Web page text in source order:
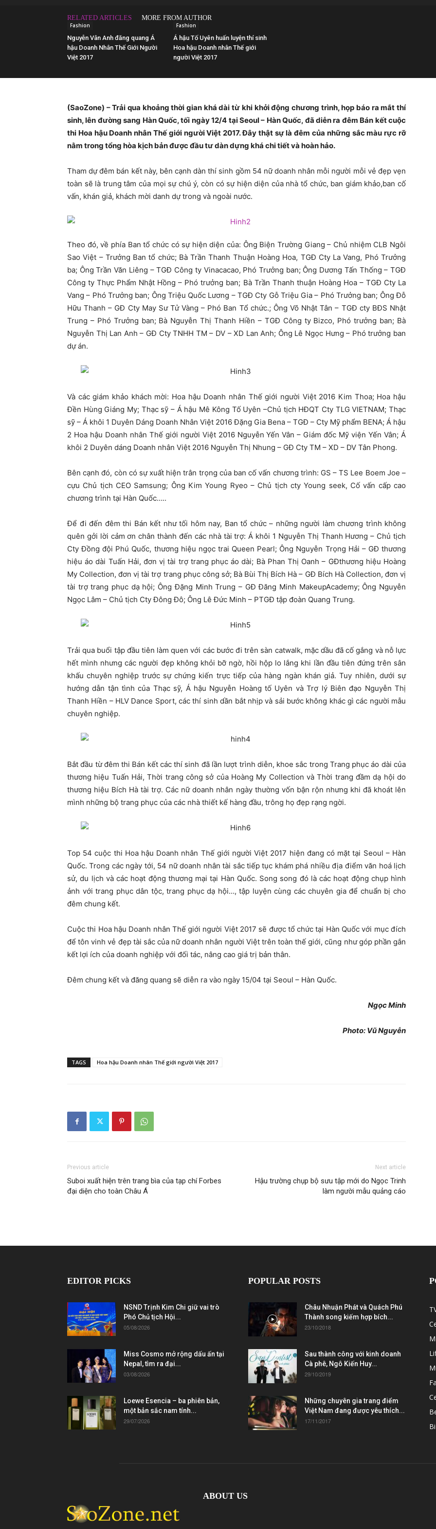
RELATED ARTICLES MORE FROM AUTHOR
Fashion
Nguyễn Vân Anh đăng quang Á
hậu Doanh Nhân Thế Giới Người
Việt 2017
Fashion
Á hậu Tố Uyên huấn luyện thí sinh
Hoa hậu Doanh nhân Thế giới
người Việt 2017
(SaoZone) – Trải qua khoảng thời gian khá dài từ khi khởi động chương trình, họp báo ra mắt thí
sinh, lên đường sang Hàn Quốc, tối ngày 12/4 tại Seoul – Hàn Quốc, đã diễn ra đêm Bán kết cuộc
thi Hoa hậu Doanh nhân Thế giới người Việt 2017. Đây thật sự là đêm của những sắc màu rực rỡ
nằm trong tổng hòa kịch bản được đầu tư dàn dựng khá chi tiết và hoàn hảo.
Tham dự đêm bán kết này, bên cạnh dàn thí sinh gồm 54 nữ doanh nhân mỗi người mỗi vẻ đẹp vẹn
toàn sẽ là trung tâm của mọi sự chú ý, còn có sự hiện diện của nhà tổ chức, ban giám khảo,ban cố
vấn, khán giả, khách mời danh dự trong và ngoài nước.
Theo đó, về phía Ban tổ chức có sự hiện diện của: Ông Biện Trường Giang – Chủ nhiệm CLB Ngôi
Sao Việt – Trưởng Ban tổ chức; Bà Trần Thanh Thuận Hoàng Hoa, TGĐ Cty La Vang, Phó Trưởng
ba; Ông Trần Văn Liêng – TGĐ Công ty Vinacacao, Phó Trưởng ban; Ông Dương Tấn Thống – TGĐ
Công ty Thực Phẩm Nhật Hồng – Phó trưởng ban; Bà Trần Thanh thuận Hoàng Hoa – TGĐ Cty La
Vang – Phó Trưởng ban; Ông Triệu Quốc Lương – TGĐ Cty Gỗ Triệu Gia – Phó Trưởng ban; Ông Đỗ
Hữu Thanh – GĐ Cty May Sư Tử Vàng – Phó Ban Tổ chức.; Ông Võ Nhật Tân – TGĐ cty BĐS Nhật
Trung – Phó Trưởng ban; Bà Nguyễn Thị Thanh Hiền – TGĐ Công ty Bizco, Phó trưởng ban; Bà
Nguyễn Thị Lan Anh – GĐ Cty TNHH TM – DV – XD Lan Anh; Ông Lê Ngọc Hưng – Phó trưởng ban
dự án.
Và các giám khảo khách mời: Hoa hậu Doanh nhân Thế giới người Việt 2016 Kim Thoa; Hoa hậu
Đền Hùng Giáng My; Thạc sỹ – Á hậu Mê Kông Tố Uyên –Chủ tịch HĐQT Cty TLG VIETNAM; Thạc
sỹ – Á khôi 1 Duyên Dáng Doanh Nhân Việt 2016 Đặng Gia Bena – TGĐ – Cty Mỹ phẩm BENA; Á hậu
2 Hoa hậu Doanh nhân Thế giới người Việt 2016 Nguyễn Yến Vân – Giám đốc Mỹ viện Yến Vân; Á
khôi 2 Duyên dáng Doanh nhân Việt 2016 Nguyễn Thị Nhung – GĐ Cty TM – XD – DV Tân Phong.
Bên cạnh đó, còn có sự xuất hiện trân trọng của ban cố vấn chương trình: GS – TS Lee Boem Joe –
cựu Chủ tịch CEO Samsung; Ông Kim Young Ryeo – Chủ tịch cty Young seek, Cố vấn cấp cao
chương trình tại Hàn Quốc…..
Để đi đến đêm thi Bán kết như tối hôm nay, Ban tổ chức – những người làm chương trình không
quên gởi lời cảm ơn chân thành đến các nhà tài trợ: Á khôi 1 Nguyễn Thị Thanh Hương – Chủ tịch
Cty Đồng đội Phú Quốc, thương hiệu ngọc trai Queen Pearl; Ông Nguyễn Trọng Hải – GĐ thương
hiệu áo dài Tuấn Hải, đơn vị tài trợ trang phục áo dài; Bà Phan Thị Oanh – GĐthương hiệu Hoàng
My Collection, đơn vị tài trợ trang phục công sở; Bà Bùi Thị Bích Hà – GĐ Bích Hà Collection, đơn vị
tài trợ trang phục dạ hội; Ông Đặng Minh Trung – GĐ Đăng Minh MakeupAcademy; Ông Nguyễn
Ngọc Lâm – Chủ tịch Cty Đông Đô; Ông Lê Đức Minh – PTGĐ tập đoàn Quang Trung.
Trải qua buổi tập đầu tiên làm quen với các bước đi trên sàn catwalk, mặc dầu đã cố gắng và nỗ lực
hết mình nhưng các người đẹp không khỏi bỡ ngờ, hồi hộp lo lắng khi lần đầu tiên đứng trên sân
khấu chuyên nghiệp trước sự chứng kiến trực tiếp của hàng ngàn khán giả. Tuy nhiên, dưới sự
hướng dẫn tận tình của Thạc sỹ, Á hậu Nguyễn Hoàng tố Uyên và Trợ lý Biên đạo Nguyễn Thị
Thanh Hiền – HLV Dance Sport, các thí sinh dần bắt nhịp và sải bước không khác gì các người mẫu
chuyên nghiệp.
Bắt đầu từ đêm thi Bán kết các thí sinh đã lần lượt trình diễn, khoe sắc trong Trang phục áo dài của
thương hiệu Tuấn Hải, Thời trang công sở của Hoàng My Collection và Thời trang đầm dạ hội do
thương hiệu Bích Hà tài trợ. Các nữ doanh nhân ngày thường vốn bận rộn nhưng khi đã khoát lên
mình những bộ trang phục của các nhà thiết kế hàng đầu, trông họ đẹp rạng ngời.
Top 54 cuộc thi Hoa hậu Doanh nhân Thế giới người Việt 2017 hiện đang có mặt tại Seoul – Hàn
Quốc. Trong các ngày tới, 54 nữ doanh nhân tài sắc tiếp tục khám phá nhiều địa điểm văn hoá lịch
sử, du lịch và các hoạt động thương mại tại Hàn Quốc. Song song đó là các hoạt động chụp hình
ảnh với trang phục dân tộc, trang phục dạ hội…, tập luyện cùng các chuyên gia để chuẩn bị cho
đêm chung kết.
Cuộc thi Hoa hậu Doanh nhân Thế giới người Việt 2017 sẽ được tổ chức tại Hàn Quốc với mục đích
để tôn vinh vẻ đẹp tài sắc của nữ doanh nhân người Việt trên toàn thế giới, cũng như góp phần gắn
kết lợi ích của doanh nghiệp với đối tác, nâng cao giá trị bản thân.
Đêm chung kết và đăng quang sẽ diễn ra vào ngày 15/04 tại Seoul – Hàn Quốc.
Ngọc Minh
Photo: Vũ Nguyễn
TAGS Hoa hậu Doanh nhân Thế giới người Việt 2017
Previous article
Suboi xuất hiện trên trang bìa của tạp chí Forbes
đại diện cho toàn Châu Á
Next article
Hậu trường chụp bộ sưu tập mới do Ngọc Trinh
làm người mẫu quảng cáo
EDITOR PICKS
NSND Trịnh Kim Chi giữ vai trò
Phó Chủ tịch Hội...
05/08/2026
Miss Cosmo mở rộng dấu ấn tại
Nepal, tìm ra đại...
03/08/2026
Loewe Esencia – ba phiên bản,
một bản sắc nam tính...
29/07/2026
POPULAR POSTS
Châu Nhuận Phát và Quách Phú
Thành song kiếm hợp bích...
23/10/2018
Sau thành công với kinh doanh
Cà phê, Ngô Kiến Huy...
29/10/2019
Những chuyên gia trang điểm
Việt Nam đang được yêu thích...
17/11/2017
ABOUT US